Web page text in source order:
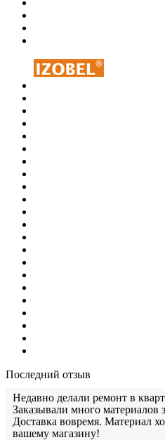
Последний отзыв
Недавно делали ремонт в
Заказывали много материалов
Доставка вовремя. Материал
вашему магазину!